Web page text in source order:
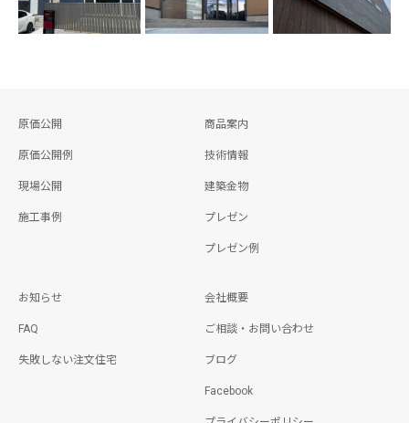
原価公開
原価公開例
現場公開
施工事例
商品案内
技術情報
建築金物
プレゼン
プレゼン例
お知らせ
FAQ
失敗しない注文住宅
会社概要
ご相談・お問い合わせ
ブログ
Facebook